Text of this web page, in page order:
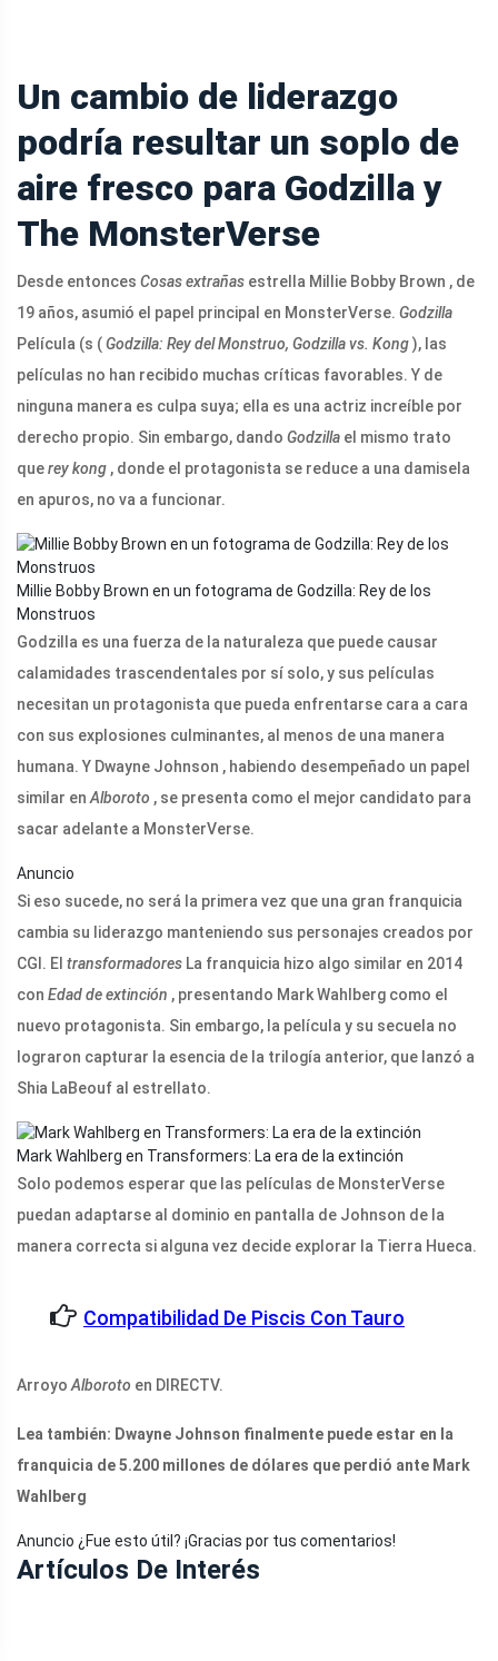
Un cambio de liderazgo
podría resultar un soplo de
aire fresco para Godzilla y
The MonsterVerse
Desde entonces Cosas extrañas estrella Millie Bobby Brown , de
19 años, asumió el papel principal en MonsterVerse. Godzilla
Película (s (Godzilla: Rey del Monstruo, Godzilla vs. Kong), las
películas no han recibido muchas críticas favorables. Y de
ninguna manera es culpa suya; ella es una actriz increíble por
derecho propio. Sin embargo, dando Godzilla el mismo trato
querey kong , donde el protagonista se reduce a una damisela
en apuros, no va a funcionar.
Millie Bobby Brown en un fotograma de Godzilla: Rey de los
Monstruos
Godzilla es una fuerza de la naturaleza que puede causar
calamidades trascendentales por sí solo, y sus películas
necesitan un protagonista que pueda enfrentarse cara a cara
con sus explosiones culminantes, al menos de una manera
humana. Y Dwayne Johnson , habiendo desempeñado un papel
similar en Alboroto , se presenta como el mejor candidato para
sacar adelante a MonsterVerse.
Anuncio
Si eso sucede, no será la primera vez que una gran franquicia
cambia su liderazgo manteniendo sus personajes creados por
CGI. El transformadores La franquicia hizo algo similar en 2014
con Edad de extinción , presentando Mark Wahlberg como el
nuevo protagonista. Sin embargo, la película y su secuela no
lograron capturar la esencia de la trilogía anterior, que lanzó a
Shia LaBeouf al estrellato.
Mark Wahlberg en Transformers: La era de la extinción
Solo podemos esperar que las películas de MonsterVerse
puedan adaptarse al dominio en pantalla de Johnson de la
manera correcta si alguna vez decide explorar la Tierra Hueca.
Compatibilidad De Piscis Con Tauro
Arroyo Alboroto en DIRECTV.
Lea también: Dwayne Johnson finalmente puede estar en la
franquicia de 5.200 millones de dólares que perdió ante Mark
Wahlberg
Anuncio ¿Fue esto útil? ¡Gracias por tus comentarios!
Artículos De Interés